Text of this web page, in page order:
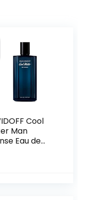
Cool
Man
Eau de